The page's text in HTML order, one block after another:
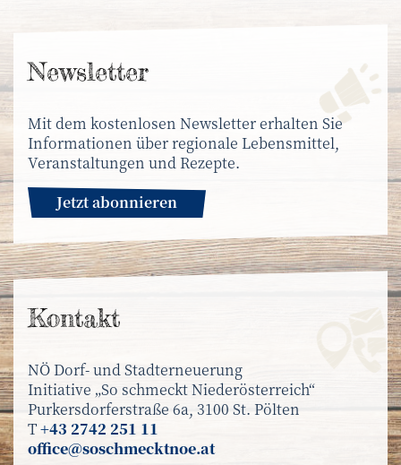
News­letter
Mit dem kostenlosen Newsletter erhalten Sie
Informationen über regionale Lebensmittel,
Veranstaltungen und Rezepte.
Jetzt abonnieren
Kontakt
NÖ Dorf- und Stadterneuerung
Initiative „So schmeckt Niederösterreich“
Purkersdorferstraße 6a, 3100 St. Pölten
T+43 2742 251 11
office@soschmecktnoe.at